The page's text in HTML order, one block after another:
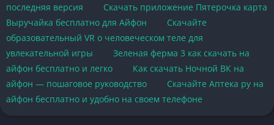
последняя версия
Скачать приложение Пятерочка карта
Выручайка бесплатно для Айфон
Скачайте
образовательный VR о человеческом теле для
увлекательной игры
Зеленая ферма 3 как скачать на
айфон бесплатно и легко
Как скачать Ночной ВК на
айфон — пошаговое руководство
Скачайте Аптека ру на
айфон бесплатно и удобно на своем телефоне